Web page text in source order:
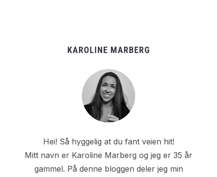
KAROLINE MARBERG
Hei! Så hyggelig at du fant veien hit!
Mitt navn er Karoline Marberg og jeg er 35 år
gammel. På denne bloggen deler jeg min